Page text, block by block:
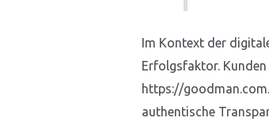
Im Kontext der
Erfolgsfaktor.
https://
authentische